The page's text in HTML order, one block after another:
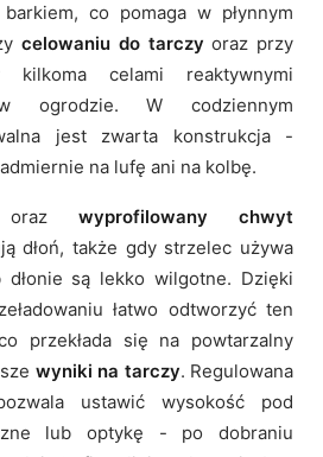
co pomaga w płynnym
celowaniu do tarczy oraz przy
kilkoma celami reaktywnymi
w ogrodzie. W codziennym
jest zwarta konstrukcja -
na lufę ani na kolbę.
wyprofilowany chwyt
dłoń, także gdy strzelec używa
są lekko wilgotne. Dzięki
łatwo odtworzyć ten
przekłada się na powtarzalny
wyniki na tarczy. Regulowana
ustawić wysokość pod
lub optykę - po dobraniu